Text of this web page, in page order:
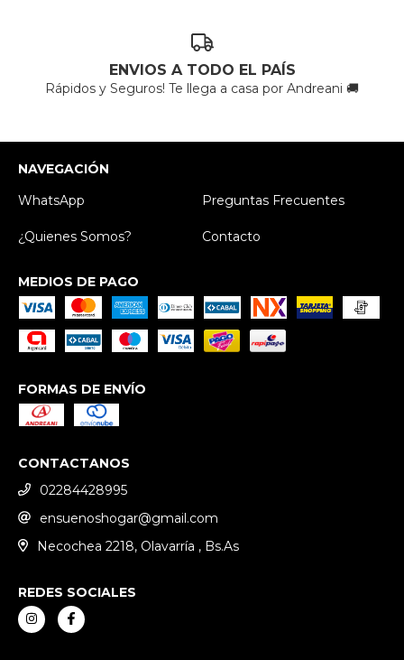
ENVIOS A TODO EL PAÍS
Rápidos y Seguros! Te llega a casa por Andreani 🚚
NAVEGACIÓN
WhatsApp
Preguntas Frecuentes
¿Quienes Somos? Contacto
MEDIOS DE PAGO
FORMAS DE ENVÍO
CONTACTANOS
02284428995
ensuenoshogar@gmail.com
Necochea 2218, Olavarría , Bs.As
REDES SOCIALES